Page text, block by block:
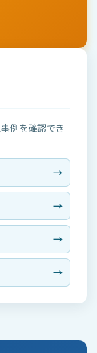
保管・廃
上必要な
個人情報
廃棄しま
況の把
類似技術を
得される
の受け入れ
例を確認でき
→
→
→
→